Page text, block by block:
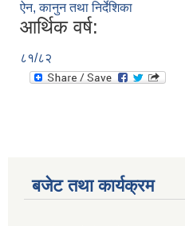
ऐन, कानुन तथा निर्देशिका
आर्थिक वर्ष:
८१/८२
बजेट तथा कार्यक्रम